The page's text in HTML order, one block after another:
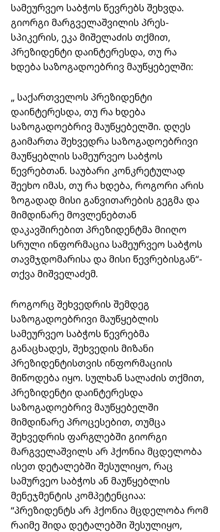
სამეურვეო საბჭოს წევრებს შეხვდა.
გიორგი მარგველაშვილის პრეს-
სპიკერის, ეკა მიშელაძის თქმით,
პრეზიდენტი დაინტერესდა, თუ რა
ხდება საზოგადოებრივ მაუწყებელში:
„ საქართველოს პრეზიდენტი
დაინტერესდა, თუ რა ხდება
საზოგადოებრივ მაუწყებელში. დღეს
გაიმართა შეხვედრა საზოგადოებრივი
მაუწყებლის სამეურვეო საბჭოს
წევრებთან. საუბარი კონკრეტულად
შეეხო იმას, თუ რა ხდება, როგორი არის
ზოგადად მისი განვითარების გეგმა და
მიმდინარე მოვლენებთან
დაკავშირებით პრეზიდენტმა მიიღო
სრული ინფორმაცია სამეურვეო საბჭოს
თავმჯდომარისა და მისი წევრებისგან“-
თქვა მიშველაძემ.
როგორც შეხვედრის შემდეგ
საზოგადოებრივი მაუწყებლის
სამეურვეო საბჭოს წევრებმა
განაცხადეს, შეხვედის მიზანი
პრეზიდენტისთვის ინფორმაციის
მიწოდება იყო. სულხან სალაძის თქმით,
პრეზიდენტი დაინტერესდა
საზოგადოებრივ მაუწყებელში
მიმდინარე პროცესებით, თუმცა
შეხვედრის ფარგლებში გიორგი
მარგველაშვილს არ ჰქონია მცდელობა
ისეთ დეტალებში შესულიყო, რაც
სამურვეო საბჭოს ან მაუწყებლის
მენეჯმენტის კომპეტენციაა:
“პრეზიდენტს არ ჰქონია მცდელობა რომ
რაიმე შიდა დეტალებში შესულიყო,